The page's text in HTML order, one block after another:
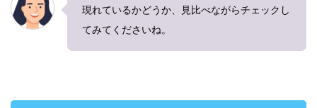
現れているかどうか、見比べながらチェックし
てみてくださいね。